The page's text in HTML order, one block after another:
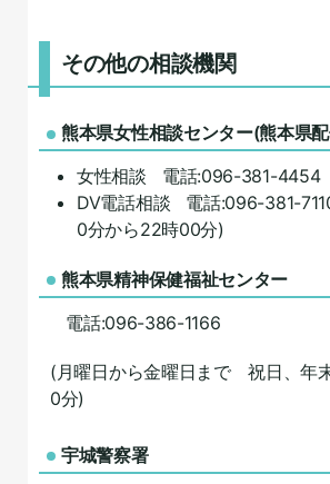
その他の相談機関
熊本県女性相談センター(熊本県
女性相談 電話:096-381-4454
DV電話相談 電話:096-381-
0分から22時00分)
熊本県精神保健福祉センター
電話:096-386-1166
(月曜日から金曜日まで 祝日、年
0分)
宇城警察署